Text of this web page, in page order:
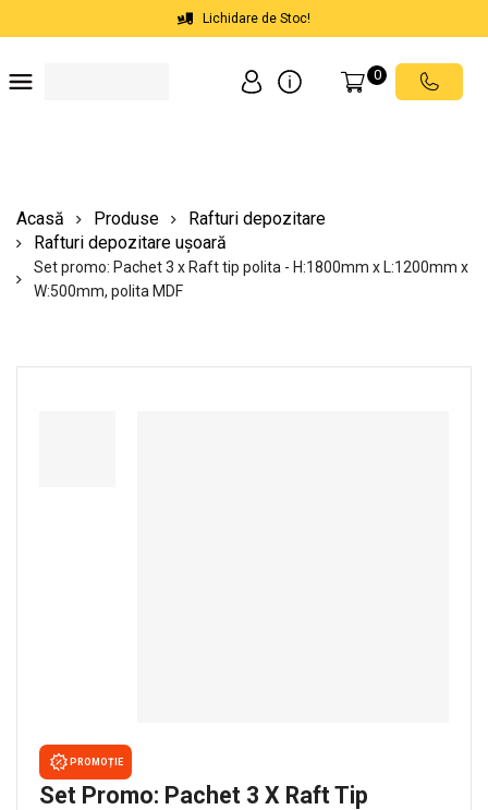
Lichidare de Stoc!
0
Acasă Produse
Rafturi depozitare
Rafturi depozitare ușoară
Set promo: Pachet 3 x Raft tip polita - H:1800mm x L:1200mm x
W:500mm, polita MDF
PROMOȚIE
Set Promo: Pachet 3 X Raft Tip